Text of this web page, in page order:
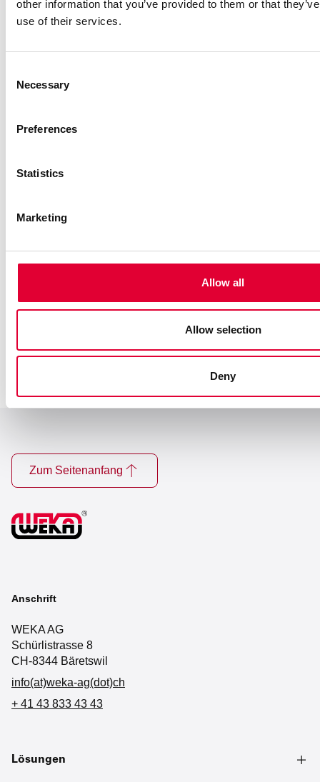
other information that you’ve provided to them or that
use of their services.
Selection
Necessary
Preferences
Statistics
Marketing
Allow all
Allow selection
Deny
25.10.2024
Einhaltung der EU-
Entwaldung
Zum Seitenanfang
Anschrift
WEKA AG
Schürlistrasse 8
CH-8344 Bäretswil
info(at)weka-ag(dot)ch
+ 41 43 833 43 43
Lösungen